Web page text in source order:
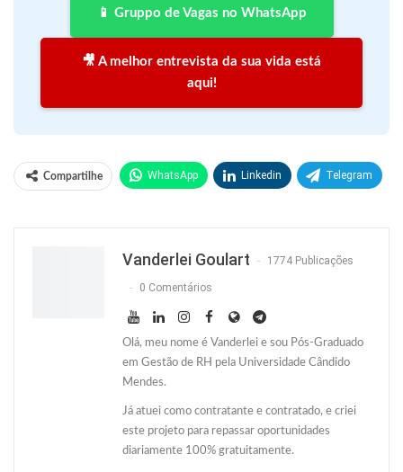
📱 Gruppo de Vagas no WhatsApp
🎥 A melhor entrevista da sua vida está
aqui!
Compartilhe WhatsApp Linkedin Telegram
Vanderlei Goulart 1774 Publicações
0 Comentários
Olá, meu nome é Vanderlei e sou Pós-Graduado
em Gestão de RH pela Universidade Cândido
Mendes.
Já atuei como contratante e contratado, e criei
este projeto para repassar oportunidades
diariamente 100% gratuitamente.